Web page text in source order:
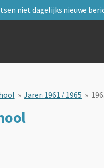
niet dagelijks nieuwe
» Jaren 1961 / 1965 »